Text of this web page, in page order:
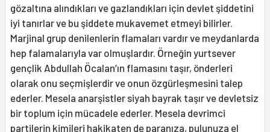
gözaltına alındıkları ve gazlandıkları için devlet şiddetini
iyi tanırlar ve bu şiddete mukavemet etmeyi bilirler.
Marjinal grup denilenlerin flamaları vardır ve meydanlarda
hep falamalarıyla var olmuşlardır. Örneğin yurtsever
gençlik Abdullah Öcalan’ın flamasını taşır, önderleri
olarak onu seçmişlerdir ve onun özgürleşmesini talep
ederler. Mesela anarşistler siyah bayrak taşır ve devletsiz
bir toplum için mücadele ederler. Mesela devrimci
partilerin kimileri hakikaten de paranıza, pulunuza el